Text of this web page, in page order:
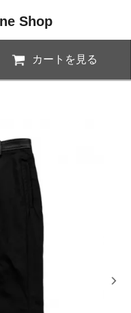
Shop
カートを見る